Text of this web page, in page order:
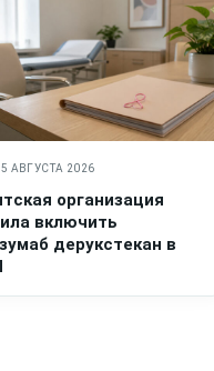
5 АВГУСТА 2026
организация
включить
дерукстекан в